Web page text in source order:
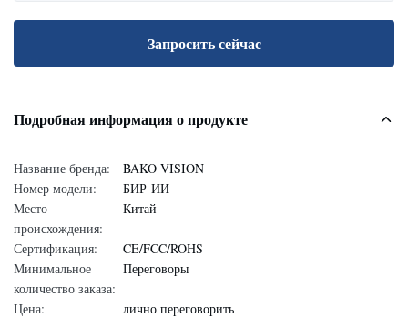
Запросить сейчас
Подробная информация о продукте
Название бренда:
BAKO VISION
Номер модели:
БИР-ИИ
Место
происхождения:
Китай
Сертификация:
CE/FCC/ROHS
Минимальное
количество заказа:
Переговоры
Цена:
лично переговорить